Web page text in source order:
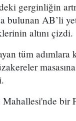
gerginliğin
bulunan AB’li
altını çizdi.
tüm adımlara
Mahallesi'nde bir